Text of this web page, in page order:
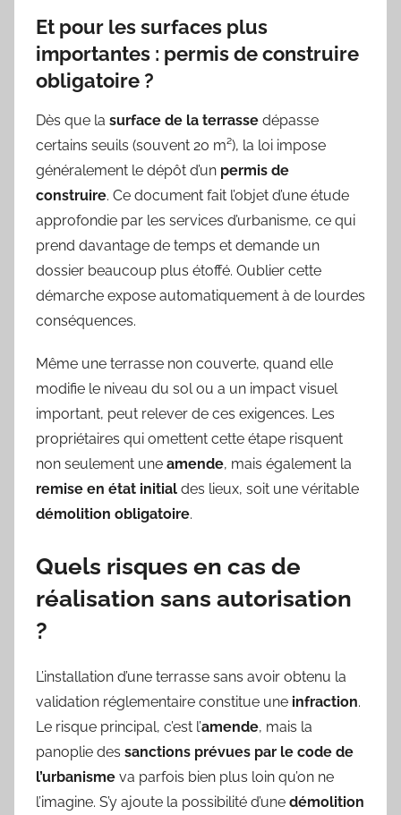
Et pour les surfaces plus
importantes : permis de construire
obligatoire ?
Dès que la surface de la terrasse dépasse
certains seuils (souvent 20 m²), la loi impose
généralement le dépôt d’un permis de
construire. Ce document fait l’objet d’une étude
approfondie par les services d’urbanisme, ce qui
prend davantage de temps et demande un
dossier beaucoup plus étoffé. Oublier cette
démarche expose automatiquement à de lourdes
conséquences.
Même une terrasse non couverte, quand elle
modifie le niveau du sol ou a un impact visuel
important, peut relever de ces exigences. Les
propriétaires qui omettent cette étape risquent
non seulement une amende, mais également la
remise en état initial des lieux, soit une véritable
démolition obligatoire.
Quels risques en cas de
réalisation sans autorisation
?
L’installation d’une terrasse sans avoir obtenu la
validation réglementaire constitue une infraction.
Le risque principal, c’est l’amende, mais la
panoplie des sanctions prévues par le code de
l’urbanisme va parfois bien plus loin qu’on ne
l’imagine. S’y ajoute la possibilité d’une démolition